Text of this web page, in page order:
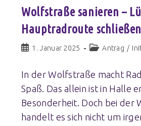
Wolfstraße sanieren –
Hauptradroute schließen
1. Januar 2025 Antrag /
In der Wolfstraße macht
Spaß. Das allein ist in Halle
Besonderheit. Doch bei der
handelt es sich nicht um